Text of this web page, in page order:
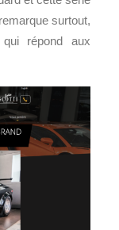
surtout,
répond aux